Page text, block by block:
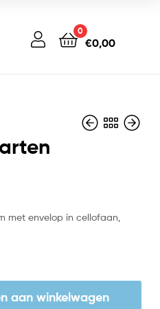
0
€0,00
met envelop in cellofaan,
aan winkelwagen